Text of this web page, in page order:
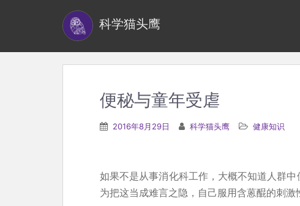
科学猫头鹰
便秘与童年受虐
2016年8月29日 科学猫头鹰 健康知识
如果不是从事消化科工作，大概不知道人群
为把这当成难言之隐，自己服用含蒽醌的刺激